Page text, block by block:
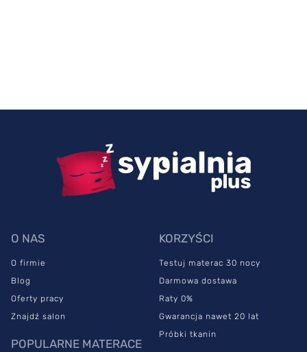
O NAS
O firmie
Blog
Oferty pracy
Znajdź salon
POPULARNE MATERACE
KORZYŚCI
Testuj materac 30 nocy
Darmowa dostawa
Raty 0%
Gwarancja nawet 20 lat
Próbki tkanin